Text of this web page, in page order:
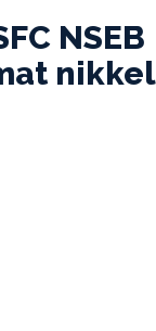
NSEB
nikkel